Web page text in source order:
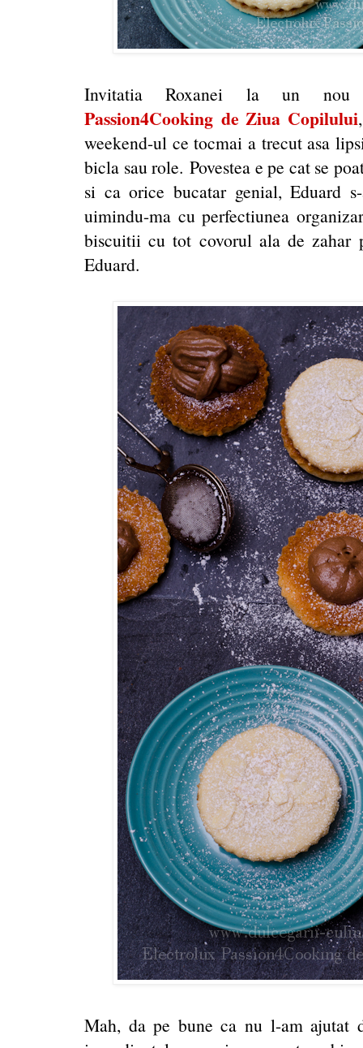
Invitatia Roxanei la un
Passion4Cooking de Ziua Copilului
weekend-ul ce tocmai a trecut asa
bicla sau role. Povestea e pe cat se
si ca orice bucatar genial, Eduard
uimindu-ma cu perfectiunea
biscuitii cu tot covorul ala de zahar
Eduard.
Mah, da pe bune ca nu l-am ajutat